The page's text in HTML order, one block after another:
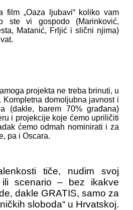
film „Oaza ljubavi“ koliko vam
ste vi gospodo (Marinković,
Matanić, Frljić i slični njima)
projekta ne treba brinuti, u
Kompletna domoljubna javnost i
(dakle, barem 70% građana)
i projekcije koje ćemo upriličiti
ćemo odmah nominirati i za
pa i Oscara.
tiče, nudim svoj
ili scenario – bez ikakve
dakle GRATIS, samo za
sloboda“ u Hrvatskoj.